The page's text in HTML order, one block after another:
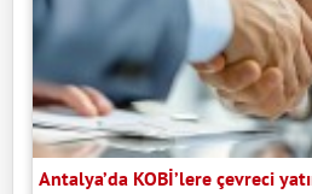
Antalya’da KOBİ’lere çevreci